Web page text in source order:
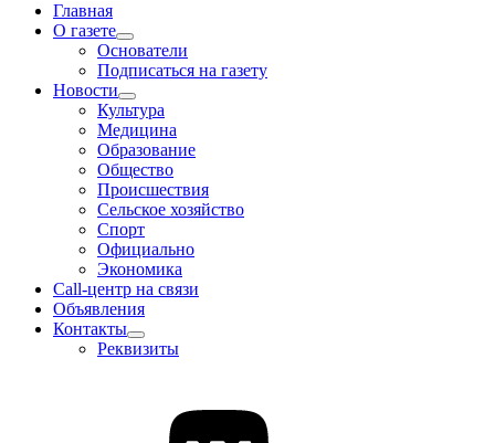
Главная
О газете
Основатели
Подписаться на газету
Новости
Культура
Медицина
Образование
Общество
Происшествия
Сельское хозяйство
Спорт
Официально
Экономика
Call-центр на связи
Объявления
Контакты
Реквизиты